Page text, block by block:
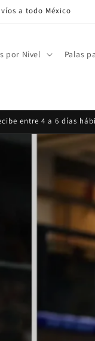
a todo México
por Nivel Palas
entre 4 a 6 días